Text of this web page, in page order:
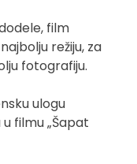
film
režiju, za
fotografiju.
ulogu
filmu „Šapat